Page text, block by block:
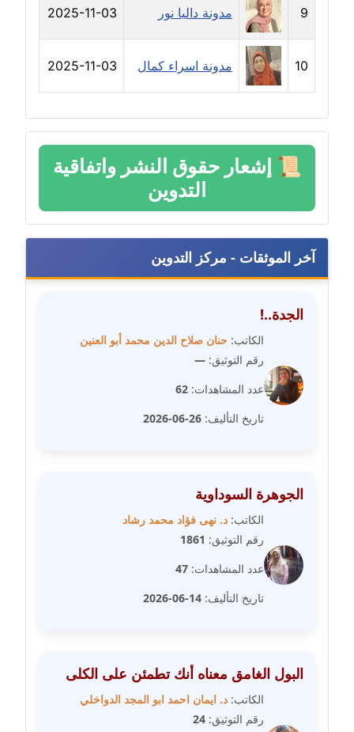
مدونة خولة سعيدان
عاملة
مدونة داليا السعيد
موقوف
مدونة داليا فاروق
عاملة
مدونة داليا نور
عاملة
مدونة دعاء البدري
مدونة دعاء الجابي
مدونة دعاء الشاهد
عاملة
مدونة دينا عاصم
مدونة دينا منير
عاملة
مدونة راقية الدويك
عاملة
مدونة رانيا ثروت
مدونة رجاء دياب
عاملة
مدونة رحاب منيعم
9 مدونة داليا نور 2025-11-03
10 مدونة اسراء كمال 2025-11-03
📜 إشعار حقوق النشر واتفاقية
التدوين
آخر الموثقات - مركز التدوين
الجدة..!
الكاتب: حنان صلاح الدين محمد أبو العنين
رقم التوثيق: —
عدد المشاهدات: 62
تاريخ التأليف: 26-06-2026
الجوهرة السوداوية
الكاتب: د. نهى فؤاد محمد رشاد
رقم التوثيق: 1861
عدد المشاهدات: 47
تاريخ التأليف: 14-06-2026
البول الغامق معناه أنك تطمئن على الكلى
الكاتب: د. ايمان احمد ابو المجد الدواخلي
رقم التوثيق: 24